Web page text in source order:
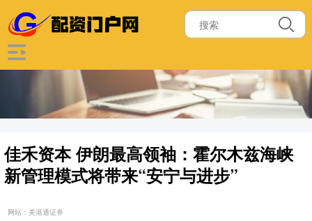
佳禾资本 伊朗最高领袖：霍尔木兹海峡
新管理模式将带来“安宁与进步”
网站：美港通证券